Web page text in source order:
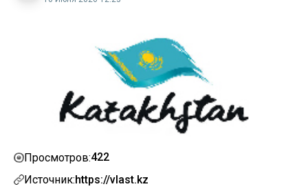
Просмотров:422
Источник:https://vlast.kz